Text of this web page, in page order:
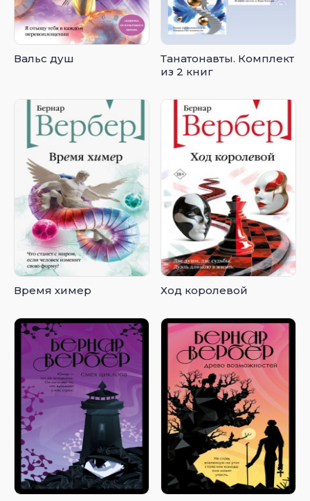
Вальс душ
Танатонавты. Комплект
из 2 книг
Время химер Ход королевой